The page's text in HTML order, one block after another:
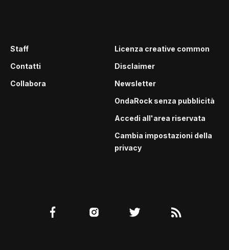
Staff
Contatti
Collabora
Licenza creative common
Disclaimer
Newsletter
OndaRock senza pubblicità
Accedi all'area riservata
Cambia impostazioni della
privacy